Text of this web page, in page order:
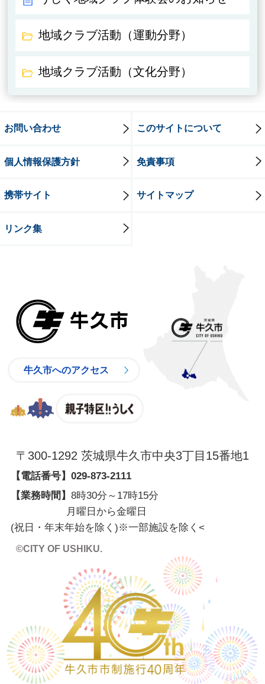
地域クラブ活動（運動分野）
地域クラブ活動（文化分野）
お問い合わせ このサイトについて
個人情報保護方針 免責事項
携帯サイト サイトマップ
リンク集
牛久市へのアクセス
〒300-1292 茨城県牛久市中央3丁目15番地1
【電話番号】 029-873-2111
【業務時間】 8時30分～17時15分
月曜日から金曜日
(祝日・年末年始を除く)※一部施設を除く <
©CITY OF USHIKU.